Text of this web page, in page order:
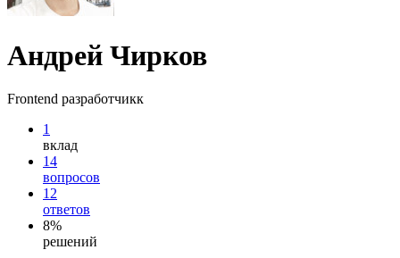
Андрей Чирков
Frontend разработчикк
1
вклад
14
вопросов
12
ответов
8%
решений